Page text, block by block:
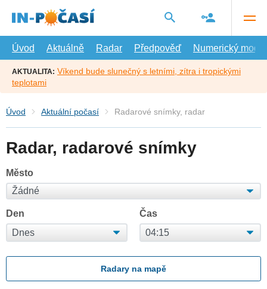
hlavní
Úvod
Aktuálně Radar Předpověď Numerický model
AKTUALITA: Víkend bude slunečný s letními, zítra i tropickými
teplotami
Úvod Aktuální počasí Radarové snímky, radar
Radar, radarové snímky
Město
Den Čas
Radary na mapě